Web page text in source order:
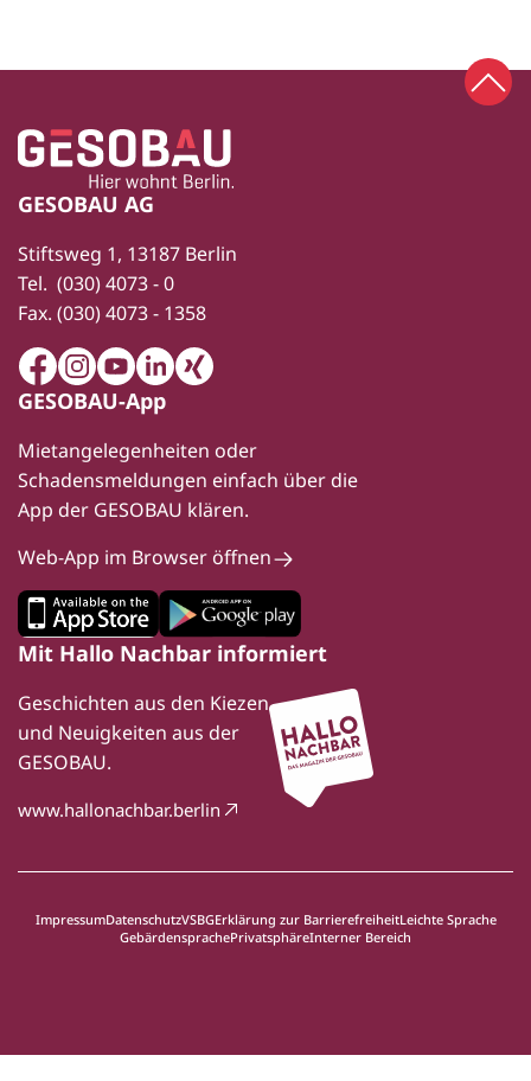
Fußbereich
Zur Startseite
GESOBAU AG
Stiftsweg 1, 13187 Berlin
Tel. (030) 4073 - 0
Fax. (030) 4073 - 1358
FacebookInstagram
YoutubeLinkedIn
Xing
GESOBAU-App
Mietangelegenheiten oder
Schadensmeldungen einfach über die
App der GESOBAU klären.
Web-App im Browser öffnen
Mit Hallo Nachbar informiert
Geschichten aus den Kiezen
und Neuigkeiten aus der
GESOBAU.
www.hallonachbar.berlin
ImpressumDatenschutzVSBGErklärung zur BarrierefreiheitLeichte Sprache
GebärdensprachePrivatsphäreInterner Bereich